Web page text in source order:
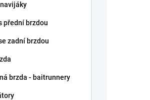
přední brzdou
zadní brzdou
brzda - baitrunnery